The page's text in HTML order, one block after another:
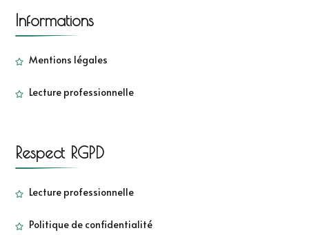
Informations
Mentions légales
Lecture professionnelle
Respect RGPD
Lecture professionnelle
Politique de confidentialité